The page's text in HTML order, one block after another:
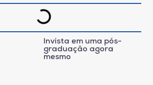
Invista em uma pós-
graduação agora
mesmo